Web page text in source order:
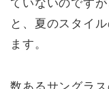
ていないのです
と、夏のスタイ
ます。